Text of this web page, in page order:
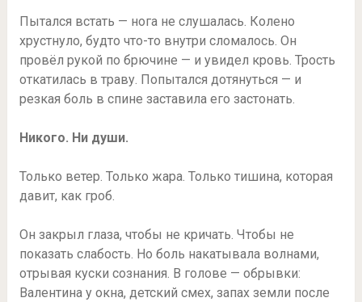
Пытался встать — нога не слушалась. Колено
хрустнуло, будто что-то внутри сломалось. Он
провёл рукой по брючине — и увидел кровь. Трость
откатилась в траву. Попытался дотянуться — и
резкая боль в спине заставила его застонать.
Никого. Ни души.
Только ветер. Только жара. Только тишина, которая
давит, как гроб.
Он закрыл глаза, чтобы не кричать. Чтобы не
показать слабость. Но боль накатывала волнами,
отрывая куски сознания. В голове — обрывки:
Валентина у окна, детский смех, запах земли после